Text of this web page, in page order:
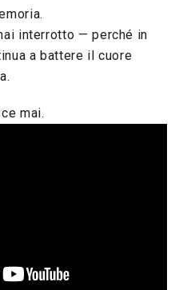
interrotto — perché in
a battere il cuore
mai.